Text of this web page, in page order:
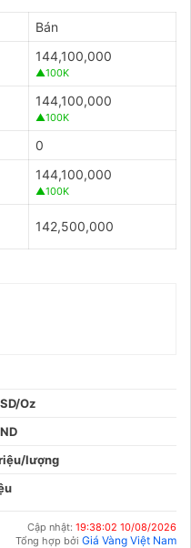
Bán
144,100,000
▲100K
144,100,000
▲100K
0
144,100,000
▲100K
142,500,000
Oz
lượng
Cập nhật: 19:38:02 10/08/2026
Tổng hợp bởi Giá Vàng Việt Nam